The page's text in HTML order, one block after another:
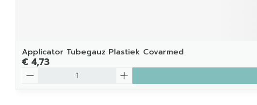
Applicator Tubegauz Plastiek Covarmed
€ 4,73